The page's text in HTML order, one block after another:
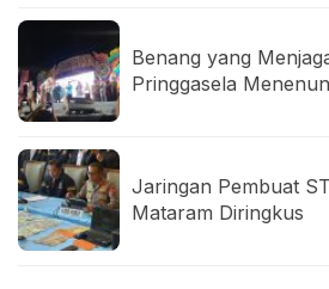
Benang yang
Pringgasela
Jaringan Pembuat
Mataram Diringkus